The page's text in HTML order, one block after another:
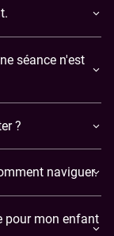
séance n'est
?
naviguer.
pour mon enfant